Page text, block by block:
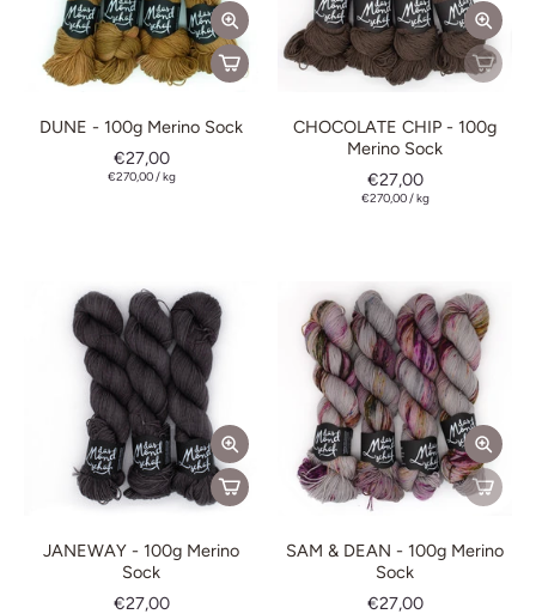
DUNE - 100g Merino Sock
€27,00
€270,00/kg
CHOCOLATE CHIP - 100g
Merino Sock
€27,00
€270,00/kg
JANEWAY - 100g Merino
Sock
€27,00
SAM & DEAN - 100g Merino
Sock
€27,00